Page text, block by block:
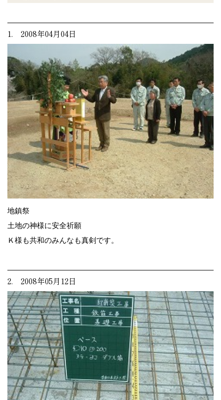
1. 2008年04月04日
地鎮祭
土地の神様に安全祈願
Ｋ様も共和のみんなも真剣です。
2. 2008年05月12日